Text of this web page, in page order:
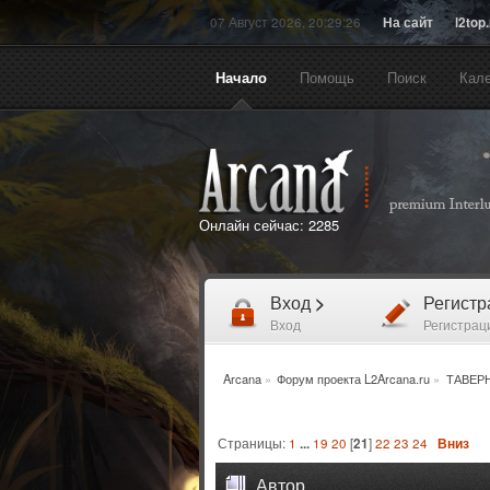
07 Август 2026, 20:29:26 На сайт
Начало Помощь Поиск
Онлайн сейчас: 2285
Вход >
Вход
Arcana» Форум проекта L2Arcana.ru »
Страницы: 1 ... 19 20 [21]22 23 24 Вниз
Автор